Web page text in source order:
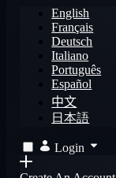
English
Français
Deutsch
Italiano
Português
Español
中文
日本語
Login